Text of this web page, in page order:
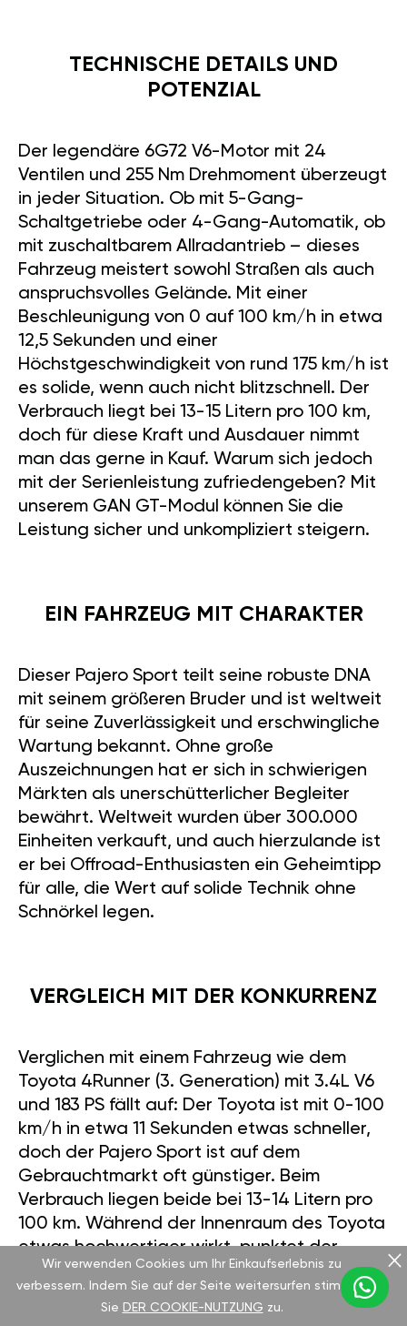
TECHNISCHE DETAILS UND
POTENZIAL
Der legendäre 6G72 V6-Motor mit 24
Ventilen und 255 Nm Drehmoment überzeugt
in jeder Situation. Ob mit 5-Gang-
Schaltgetriebe oder 4-Gang-Automatik, ob
mit zuschaltbarem Allradantrieb – dieses
Fahrzeug meistert sowohl Straßen als auch
anspruchsvolles Gelände. Mit einer
Beschleunigung von 0 auf 100 km/h in etwa
12,5 Sekunden und einer
Höchstgeschwindigkeit von rund 175 km/h ist
es solide, wenn auch nicht blitzschnell. Der
Verbrauch liegt bei 13-15 Litern pro 100 km,
doch für diese Kraft und Ausdauer nimmt
man das gerne in Kauf. Warum sich jedoch
mit der Serienleistung zufriedengeben? Mit
unserem GAN GT-Modul können Sie die
Leistung sicher und unkompliziert steigern.
EIN FAHRZEUG MIT CHARAKTER
Dieser Pajero Sport teilt seine robuste DNA
mit seinem größeren Bruder und ist weltweit
für seine Zuverlässigkeit und erschwingliche
Wartung bekannt. Ohne große
Auszeichnungen hat er sich in schwierigen
Märkten als unerschütterlicher Begleiter
bewährt. Weltweit wurden über 300.000
Einheiten verkauft, und auch hierzulande ist
er bei Offroad-Enthusiasten ein Geheimtipp
für alle, die Wert auf solide Technik ohne
Schnörkel legen.
VERGLEICH MIT DER KONKURRENZ
Verglichen mit einem Fahrzeug wie dem
Toyota 4Runner (3. Generation) mit 3.4L V6
und 183 PS fällt auf: Der Toyota ist mit 0-100
km/h in etwa 11 Sekunden etwas schneller,
doch der Pajero Sport ist auf dem
Gebrauchtmarkt oft günstiger. Beim
Verbrauch liegen beide bei 13-14 Litern pro
100 km. Während der Innenraum des Toyota
etwas hochwertiger wirkt, punktet der
Pajero mit seiner langlebigen, funktionalen
Ausstattung. Mit unserem GAN GT-Modul
kann der Mitsubishi jedoch problemlos
Wir verwenden Cookies um Ihr Einkaufserlebnis zu
verbessern. Indem Sie auf der Seite weitersurfen stimmen
Sie DER COOKIE-NUTZUNG zu.